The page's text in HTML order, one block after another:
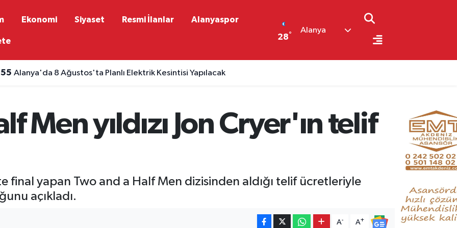
Ekonomi Siyaset Resmi İlanlar Alanyaspor
28°
Alanya
Alanya'da 8 Ağustos'ta Planlı Elektrik Kesintisi Yapılacak
Men yıldızı Jon Cryer'ın telif
final yapan Two and a Half Men dizisinden aldığı telif ücretleriyle
açıkladı.
A- A+